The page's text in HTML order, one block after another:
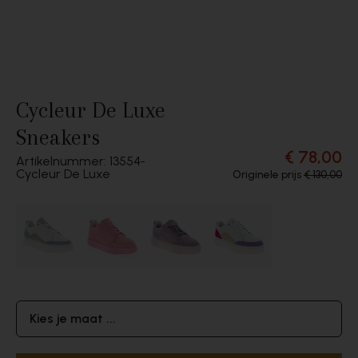
Cycleur De Luxe
Sneakers
Artikelnummer: 13554
Cycleur De Luxe
€ 78,00
Originele prijs€ 130,00
Kies je maat ...